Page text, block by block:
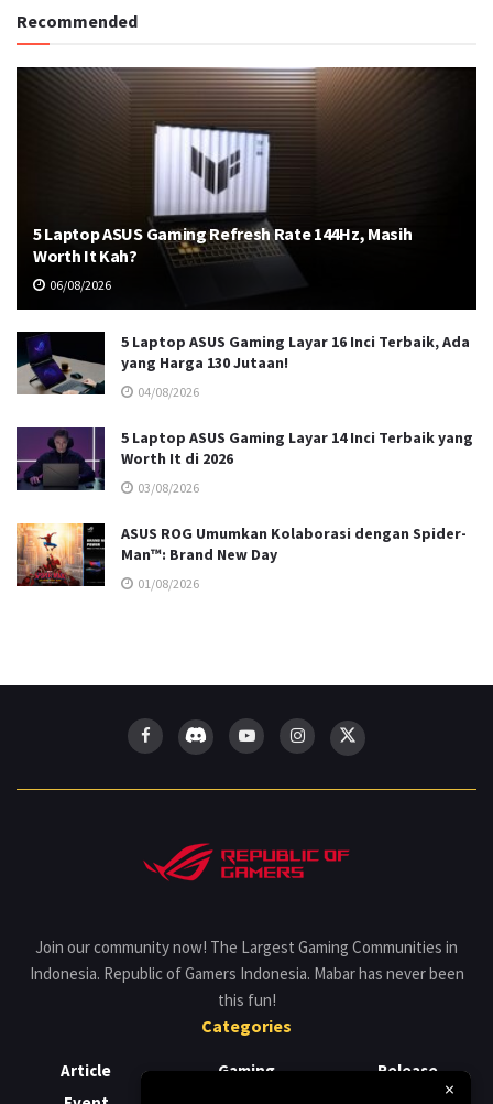
Recommended
5 Laptop ASUS Gaming Refresh Rate 144Hz, Masih
Worth It Kah?
06/08/2026
5 Laptop ASUS Gaming Layar 16 Inci Terbaik, Ada
yang Harga 130 Jutaan!
04/08/2026
5 Laptop ASUS Gaming Layar 14 Inci Terbaik yang
Worth It di 2026
03/08/2026
ASUS ROG Umumkan Kolaborasi dengan Spider-
Man™: Brand New Day
01/08/2026
Join our community now! The Largest Gaming Communities in
Indonesia. Republic of Gamers Indonesia. Mabar has never been
this fun!
Categories
Article
Gaming
Release
×